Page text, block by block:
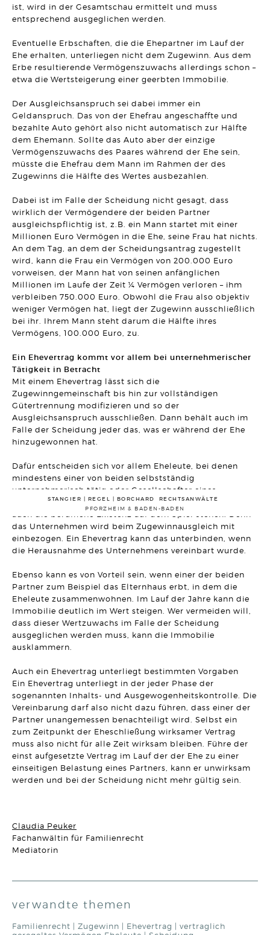
ARBEITSRECHT
Schadensersatz bei permanent unzulässiger Überwachung
Artikel vom 12.02.2026 | Ralf Regel
BAURECHT
Gebäudetyp E: "E" wie "einfach" oder "E" wie
"Einzelfallprüfung"?
FAMILIENRECHT
Ausschluss des Versorgungsausgleichs im Ehevertrag
möglich
Artikel vom 28.01.2026 | Claudia Peuker
ARBEITSRECHT
Subuntervertrag am Bau: Nichtiger Dienstvertrag wegen
Artikel vom 21.01.2026 | Ralf Regel
ARBEITSRECHT
Unangemessene Klausel zur Rückzahlung von
Artikel vom 14.01.2026 | Dr. Thomas Braitsch
MIETRECHT
Besondere Anforderungen für die Nebenkostenabrechnung
im Gewerberaummietrecht
Artikel vom 22.12.2025 | Sonja Borchard
FAMILIENRECHT
Erhöhung der Sätze in der Düsseldorfer Tabelle
HANDELSRECHT
Es geht doch: etwas weniger Bürokratie! Meldefreigrenze
für Auslands-Zahlungen erhöht.
Artikel vom 03.12.2025 | Hanno Stangier
ARBEITSRECHT
Aktuelles Grundsatzurteil des BAG: Kein Regelwert für die
Verhältnismäßigkeit einer vereinbarten Probezeit in einem
Artikel vom 27.11.2025 | Ralf Regel
ALLGEMEINES VERTRAGSRECHT
Die freie Auftraggeberkündigung - mit der Steuer wird es
Artikel vom 18.11.2025 | David Hellmanzik
GESELLSCHAFTSRECHT
Zweijahres-Frist bei außerordentlicher Kündigung: BGH-
Artikel vom 14.11.2025 | Johannes Grote
ERBRECHT
DR. BO`S ERBRECHTS LEXIKON #4
Artikel vom 04.11.2025 | Dr. Michael Borchard
ARBEITSRECHT
Entgeltgleichheit von Männern und Frauen -
Artikel vom 30.10.2025 | Ralf Regel
ALLGEMEINES VERTRAGSRECHT
Vorsicht mit dem Grimassen schneidenden Emoji im
Rechtsverkehr!
Artikel vom 23.10.2025 | David Hellmanzik
MIETRECHT
Unerlaubte Untervermietung: Wenn die Airbnb-Vermietung
zur fristlosen Kündigung führt
Artikel vom 08.10.2025 | Sonja Borchard
Artikel vom 01.10.2025 | Dr. Thomas Braitsch
ERBRECHT
GESELLSCHAFTSRECHT
Gendering im Handelsregister? Geschäftsführung?
Artikel vom 18.09.2025 | Johannes Grote
ist, wird in der Gesamtschau ermittelt und muss
entsprechend ausgeglichen werden.
Eventuelle Erbschaften, die die Ehepartner im Lauf der
Ehe erhalten, unterliegen nicht dem Zugewinn. Aus dem
Erbe resultierende Vermögenszuwachs allerdings schon –
etwa die Wertsteigerung einer geerbten Immobilie.
Der Ausgleichsanspruch sei dabei immer ein
Geldanspruch. Das von der Ehefrau angeschaffte und
bezahlte Auto gehört also nicht automatisch zur Hälfte
dem Ehemann. Sollte das Auto aber der einzige
Vermögenszuwachs des Paares während der Ehe sein,
müsste die Ehefrau dem Mann im Rahmen der des
Zugewinns die Hälfte des Wertes ausbezahlen.
Dabei ist im Falle der Scheidung nicht gesagt, dass
wirklich der Vermögendere der beiden Partner
ausgleichspflichtig ist, z.B. ein Mann startet mit einer
Millionen Euro Vermögen in die Ehe, seine Frau hat nichts.
An dem Tag, an dem der Scheidungsantrag zugestellt
wird, kann die Frau ein Vermögen von 200.000 Euro
vorweisen, der Mann hat von seinen anfänglichen
Millionen im Laufe der Zeit ¼ Vermögen verloren – ihm
verbleiben 750.000 Euro. Obwohl die Frau also objektiv
weniger Vermögen hat, liegt der Zugewinn ausschließlich
bei ihr. Ihrem Mann steht darum die Hälfte ihres
Vermögens, 100.000 Euro, zu.
Ein Ehevertrag kommt vor allem bei unternehmerischer
Tätigkeit in Betracht
Mit einem Ehevertrag lässt sich die
Zugewinngemeinschaft bis hin zur vollständigen
Gütertrennung modifizieren und so der
Ausgleichsanspruch ausschließen. Dann behält auch im
Falle der Scheidung jeder das, was er während der Ehe
hinzugewonnen hat.
Dafür entscheiden sich vor allem Eheleute, bei denen
mindestens einer von beiden selbstständig
unternehmerisch tätig oder Gesellschafter eines
Unternehmens ist. Andernfalls könnte mit der Scheidung
das Unternehmen wird beim Zugewinnausgleich mit
einbezogen. Ein Ehevertrag kann das unterbinden, wenn
die Herausnahme des Unternehmens vereinbart wurde.
Ebenso kann es von Vorteil sein, wenn einer der beiden
Partner zum Beispiel das Elternhaus erbt, in dem die
Eheleute zusammenwohnen. Im Lauf der Jahre kann die
Immobilie deutlich im Wert steigen. Wer vermeiden will,
dass dieser Wertzuwachs im Falle der Scheidung
ausgeglichen werden muss, kann die Immobilie
ausklammern.
Auch ein Ehevertrag unterliegt bestimmten Vorgaben
Ein Ehevertrag unterliegt in der jeder Phase der
sogenannten Inhalts- und Ausgewogenheitskontrolle. Die
Vereinbarung darf also nicht dazu führen, dass einer der
Partner unangemessen benachteiligt wird. Selbst ein
zum Zeitpunkt der Eheschließung wirksamer Vertrag
muss also nicht für alle Zeit wirksam bleiben. Führe der
einst aufgesetzte Vertrag im Lauf der der Ehe zu einer
einseitigen Belastung eines Partners, kann er unwirksam
werden und bei der Scheidung nicht mehr gültig sein.
Claudia Peuker
Fachanwältin für Familienrecht
Mediatorin
verwandte themen
Familienrecht Zugewinn Ehevertrag
vertraglich
STANGIER | REGEL | BORCHARD RECHTSANWÄLTE
PFORZHEIM & BADEN-BADEN